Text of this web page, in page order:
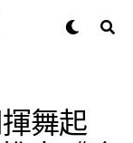
舞起